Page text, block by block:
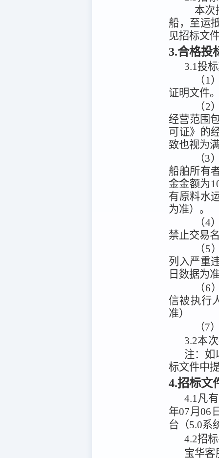
本次
船，至运
见招标文
3.合格投
3.1投
（1
证明文件
（2
经营范围
可证》的
致也视为
（3
船舶所有
金金额为
有原料水
为准）。
（4
禁止交易
（5
列入严重
日数据为
（6
信被执行
准）
（7
3.2本
注： 如
标文件中
4.招标文
4.1凡
年07月06
台（5.0系
4.2招
宝华客